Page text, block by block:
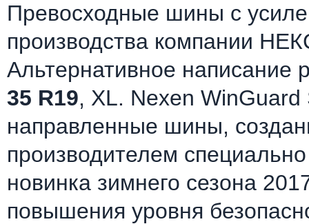
Превосходные шины c
производства компании
Альтернативное написание
35 R19, XL. Nexen
направленные шины,
производителем
новинка зимнего сезона
повышения уровня